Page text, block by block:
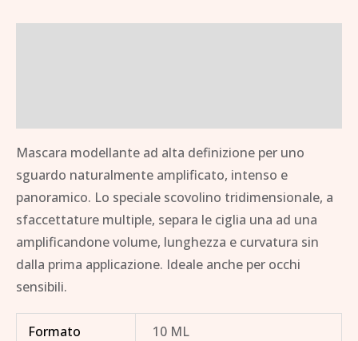
Mascara modellante ad alta definizione per uno
sguardo naturalmente amplificato, intenso e
panoramico. Lo speciale scovolino tridimensionale, a
sfaccettature multiple, separa le ciglia una ad una
amplificandone volume, lunghezza e curvatura sin
dalla prima applicazione. Ideale anche per occhi
sensibili.
Formato 10 ML